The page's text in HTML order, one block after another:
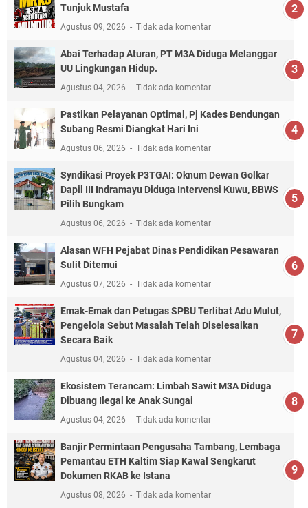
Tunjuk Mustafa
Agustus 09, 2026 Tidak ada komentar
Abai Terhadap Aturan, PT M3A Diduga Melanggar
UU Lingkungan Hidup.
Agustus 04, 2026 Tidak ada komentar
Pastikan Pelayanan Optimal, Pj Kades Bendungan
Subang Resmi Diangkat Hari Ini
Agustus 06, 2026 Tidak ada komentar
Syndikasi Proyek P3TGAI: Oknum Dewan Golkar
Dapil III Indramayu Diduga Intervensi Kuwu, BBWS
Pilih Bungkam
Agustus 06, 2026 Tidak ada komentar
Alasan WFH Pejabat Dinas Pendidikan Pesawaran
Sulit Ditemui
Agustus 07, 2026 Tidak ada komentar
Emak-Emak dan Petugas SPBU Terlibat Adu Mulut,
Pengelola Sebut Masalah Telah Diselesaikan
Secara Baik
Agustus 04, 2026 Tidak ada komentar
Ekosistem Terancam: Limbah Sawit M3A Diduga
Dibuang Ilegal ke Anak Sungai
Agustus 04, 2026 Tidak ada komentar
Banjir Permintaan Pengusaha Tambang, Lembaga
Pemantau ETH Kaltim Siap Kawal Sengkarut
Dokumen RKAB ke Istana
Agustus 08, 2026 Tidak ada komentar